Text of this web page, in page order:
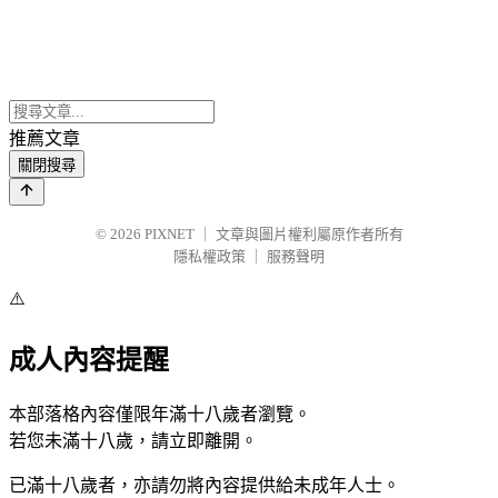
推薦文章
關閉搜尋
© 2026 PIXNET
文章與圖片權利屬原作者所有
隱私權政策
服務聲明
⚠️
成人內容提醒
本部落格內容僅限年滿十八歲者瀏覽。
若您未滿十八歲，請立即離開。
已滿十八歲者，亦請勿將內容提供給未成年人士。